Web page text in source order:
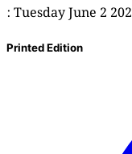
: Tuesday June 2
Printed Edition